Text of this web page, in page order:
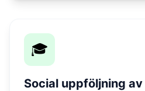
🎓
Social uppföljning